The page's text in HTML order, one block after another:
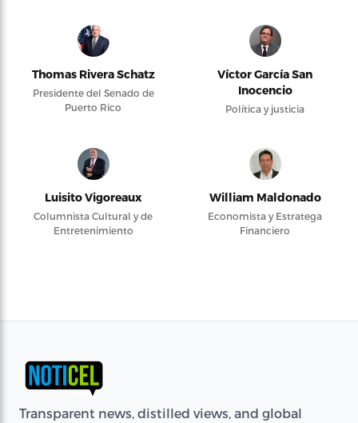
Thomas Rivera Schatz
Presidente del Senado de
Puerto Rico
Víctor García San
Inocencio
Política y justicia
Luisito Vigoreaux
Columnista Cultural y de
Entretenimiento
William Maldonado
Economista y Estratega
Financiero
Transparent news, distilled views, and global